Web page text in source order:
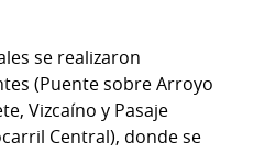
se realizaron
(Puente sobre Arroyo
Vizcaíno y Pasaje
Central), donde se